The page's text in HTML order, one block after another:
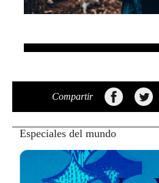
Compartir
Especiales del mundo